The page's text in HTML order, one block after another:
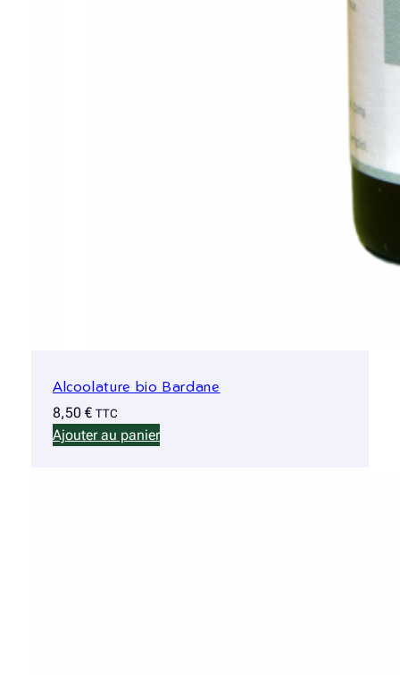
Alcoolature bio Bardane
8,50 € TTC
Ajouter au panier